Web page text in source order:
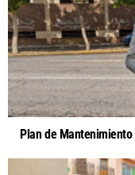
Plan de Mantenimiento